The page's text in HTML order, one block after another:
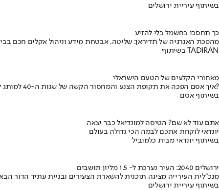
בשיתוף עיריית ירושלים
כך תחסכו בחשמל בלי להזיע
מהפכת האנרגיה של תדיראן: שליטה, אבטחת מידע וניהול אקלים חכם
בשיתוף TADIRAN
מאחורי הקלעים של הטעם הישראלי
איך אסם הפכה את תקופת הצנע והמחסור הקשה של שנות ה-40 למותג לאומי?
בשיתוף אסם
אתם עוד לא שם? הטיסה למונדיאל כבר יצאה
יונדאי לוקחת אתכם לבמה הכי גדולה בעולם
בשיתוף יונדאי מבית כלמוביל
ירושלים 2040: העיר נערכת ל- 1.5 מליון תושבים
מנכ"לית העירייה מציגה תוכנית להשארת הצעירים ובניית עתיד הדור
בשיתוף עיריית ירושלים